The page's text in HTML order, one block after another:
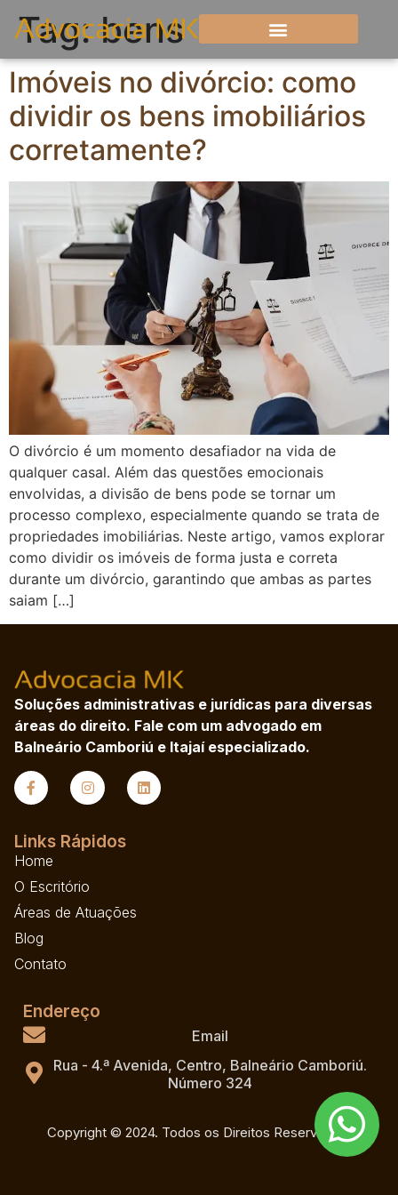
Tag:bens
Imóveis no divórcio: como
dividir os bens imobiliários
corretamente?
O divórcio é um momento desafiador na vida de
qualquer casal. Além das questões emocionais
envolvidas, a divisão de bens pode se tornar um
processo complexo, especialmente quando se trata de
propriedades imobiliárias. Neste artigo, vamos explorar
como dividir os imóveis de forma justa e correta
durante um divórcio, garantindo que ambas as partes
saiam […]
Soluções administrativas e jurídicas para diversas
áreas do direito. Fale com um advogado em
Balneário Camboriú e Itajaí especializado.
Links Rápidos
Home
O Escritório
Áreas de Atuações
Blog
Contato
Endereço
Email
Rua - 4.ª Avenida, Centro, Balneário Camboriú.
Número 324
Copyright © 2024. Todos os Direitos Reservados.